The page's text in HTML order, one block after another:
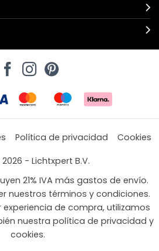
Política de privacidad
Cookies
- Lichtxpert B.V.
21% IVA más gastos de envío.
nuestros términos y condiciones.
experiencia de compra, utilizamos
nuestra política de privacidad y
cookies.